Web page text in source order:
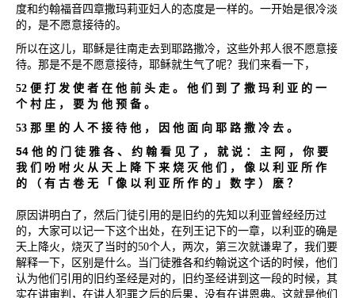
度和约翰福音四章撒玛莉亚妇人的态度是一样的。一开始是很冷淡
的，是不愿意接待的。
所以在这儿，耶稣是往南走去到耶路撒冷，这些外邦人很不愿意接
待。那是不是不愿意接待，耶稣就生气了呢？我们来看一下，
52 便 打 发 使 者 在 他 前 头 走 。 他 们 到 了 撒 玛 利 亚 的 一
个 村 庄 ， 要 为 他 预 备 。
53 那 里 的 人 不 接 待 他 ， 因 他 面 向 耶 路 撒 冷 去 。
54 他 的 门 徒 雅 各 、 约 翰 看 见 了 ， 就 说 ： 主 阿 ， 你 要
我 们 吩 咐 火 从 天 上 降 下 来 烧 灭 他 们 ， 像 以 利 亚 所 作
的
（ 有 古 卷 无 「 像 以 利 亚 所 作 的 」 数 字 ） 麽 ？
原因讲明白了，然后门徒引用的是旧约的先知以利亚曾经经历过
的，大家可以记一下这个出处，在列王记下的一章，以利亚的确是
天上降火，烧灭了当时的50个人，两次，第三次就谦卑了，我们要
解释一下，区别是什么。当门徒雅各和约翰说这个话的时候，他们
认为他们引用的旧约圣经是对的，旧约圣经讲到这一段的时候，其
实在讲审判，在讲人犯罪之后的后果，没有在讲恩典。这就是他们